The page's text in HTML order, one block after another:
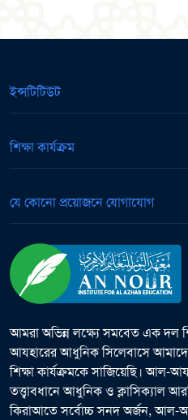
ইন্সটিটিউট
শিক্ষা কার্যক্রম
যে কোনো প্রয়োজনে যোগাযোগ
আমরা অভিন্ন লক্ষ্যে সমবেত এক দল
আযহারের আধুনিক সিলেবাসে
শিক্ষা কার্যক্রমকে সাজিয়েছি। আল-
তত্ত্বাবধানে আধুনিক ও ক্লাসিক্যাল
কিরাআতে সর্বোচ্চ সনদ অর্জন, আল-